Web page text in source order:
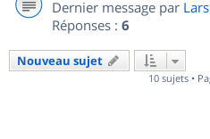
Dernier message par
Réponses : 6
Nouveau sujet
10 sujets •